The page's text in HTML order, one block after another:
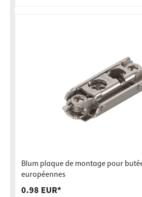
Blum plaque de montage pour
européennes
0.98 EUR*